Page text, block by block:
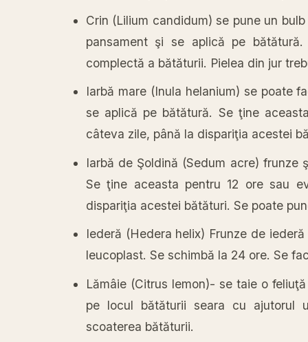
Crin (Lilium candidum) se pune un
pansament şi se aplică pe
complectă a bătăturii. Pielea din jur
Iarbă mare (Inula helanium) se poate
se aplică pe bătătură. Se ţine
câteva zile, până la dispariţia acestei
Iarbă de Şoldină (Sedum acre)
Se ţine aceasta pentru 12 ore sau
dispariţia acestei bătături. Se poate
Iederă (Hedera helix) Frunze de
leucoplast. Se schimbă la 24 ore. Se
Lămâie (Citrus lemon)- se taie o
pe locul bătăturii seara cu ajutorul
scoaterea bătăturii.